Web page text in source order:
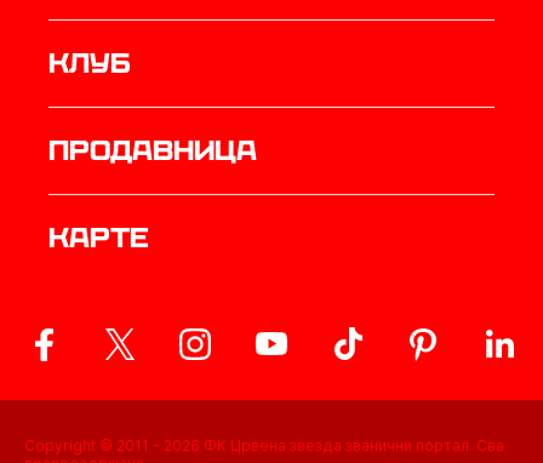
Клуб
продавница
Карте
Copyright © 2011 - 2026 ФК Црвена звезда званични портал. Сва